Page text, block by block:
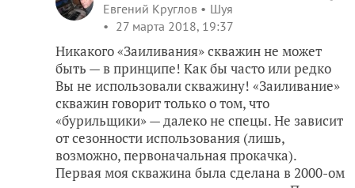
Евгений Круглов
Шуя
27 марта 2018, 19:37
Никакого «Заиливания» скважин не может
быть — в принципе! Как бы часто или редко
Вы не использовали скважину! «Заиливание»
скважин говорит только о том, что
«бурильщики» — далеко не спецы. Не зависит
от сезонности использования (лишь,
возможно, первоначальная прокачка).
Первая моя скважина была сделана в 2000-ом